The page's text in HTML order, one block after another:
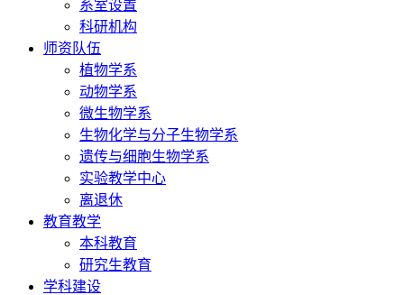
系室设置
科研机构
师资队伍
植物学系
动物学系
微生物学系
生物化学与分子生物学系
遗传与细胞生物学系
实验教学中心
离退休
教育教学
本科教育
研究生教育
学科建设